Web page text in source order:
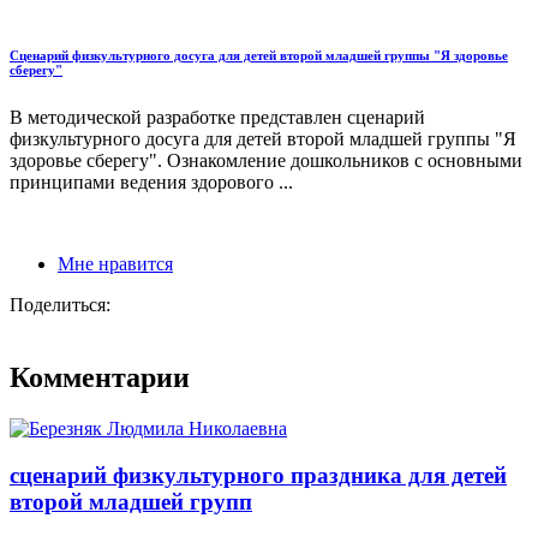
Сценарий физкультурного досуга для детей второй младшей группы "Я здоровье
сберегу"
В методической разработке представлен сценарий
физкультурного досуга для детей второй младшей группы "Я
здоровье сберегу". Ознакомление дошкольников с основными
принципами ведения здорового ...
Мне нравится
Поделиться:
Комментарии
сценарий физкультурного праздника для детей
второй младшей групп